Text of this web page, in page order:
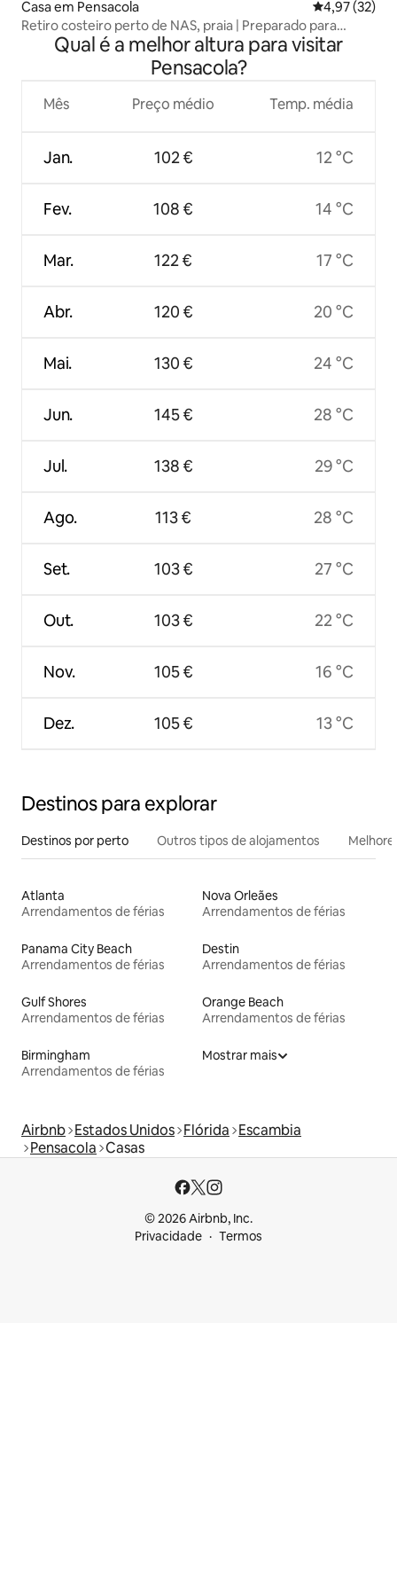
Casa em Pensacola Classificação
4,97 (32)
Retiro costeiro perto de NAS, praia | Preparado para
famíliasQual é a melhor altura para visitar
Pensacola?
Mês
Jan.
Fev.
Mar.
Abr.
Mai.
Jun.
Jul.
Ago.
Set.
Out.
Nov.
Dez.
Preço médio
102 €
108 €
122 €
120 €
130 €
145 €
138 €
113 €
103 €
103 €
105 €
105 €
Temp. média
12 °C
14 °C
17 °C
20 °C
24 °C
28 °C
29 °C
28 °C
27 °C
22 °C
16 °C
13 °C
Destinos para explorar
Destinos por perto Outros tipos de alojamentos
Atlanta
Arrendamentos de férias
Nova Orleães
Arrendamentos de férias
Panama City Beach
Arrendamentos de férias
Destin
Arrendamentos de férias
Gulf Shores
Arrendamentos de férias
Orange Beach
Arrendamentos de férias
Birmingham
Arrendamentos de férias
Mostrar mais
Airbnb Estados Unidos Flórida Escambia
Pensacola Casas
© 2026 Airbnb, Inc.
Privacidade
Termos